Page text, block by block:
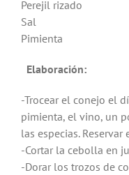
Perejil rizado
Sal
Pimienta
Elaboración:
-Trocear el conejo el
pimienta, el vino, un
las especias. Reservar
-Cortar la cebolla en
-Dorar los trozos de